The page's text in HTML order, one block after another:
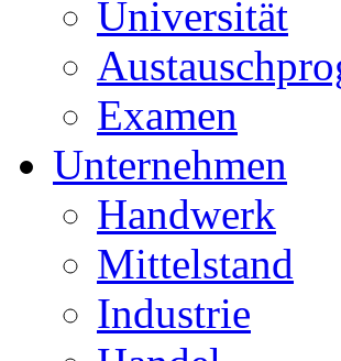
Universität
Examen
Unternehmen
Handwerk
Mittelstand
Industrie